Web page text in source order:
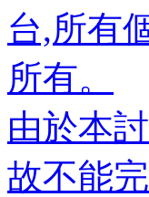
台,所有
所有。
由於本
故不能